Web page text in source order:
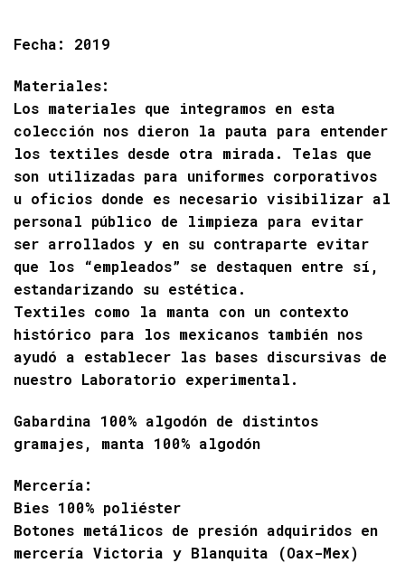
Fecha: 2019
Materiales:
Los materiales que integramos en esta
colección nos dieron la pauta para entender
los textiles desde otra mirada. Telas que
son utilizadas para uniformes corporativos
u oficios donde es necesario visibilizar al
personal público de limpieza para evitar
ser arrollados y en su contraparte evitar
que los “empleados” se destaquen entre sí,
estandarizando su estética.
Textiles como la manta con un contexto
histórico para los mexicanos también nos
ayudó a establecer las bases discursivas de
nuestro Laboratorio experimental.
Gabardina 100% algodón de distintos
gramajes, manta 100% algodón
Mercería:
Bies 100% poliéster
Botones metálicos de presión adquiridos en
mercería Victoria y Blanquita (Oax-Mex)